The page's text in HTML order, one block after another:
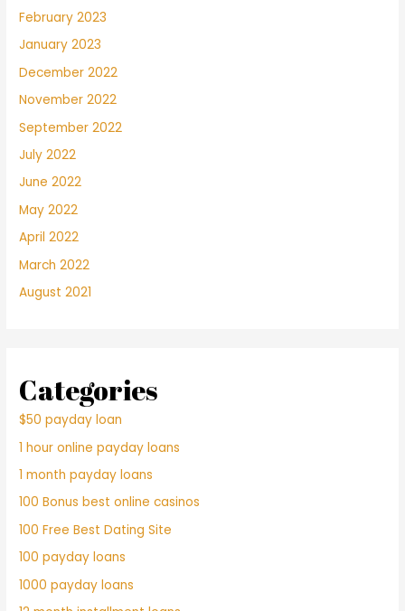
February 2023
January 2023
December 2022
November 2022
September 2022
July 2022
June 2022
May 2022
April 2022
March 2022
August 2021
Categories
$50 payday loan
1 hour online payday loans
1 month payday loans
100 Bonus best online casinos
100 Free Best Dating Site
100 payday loans
1000 payday loans